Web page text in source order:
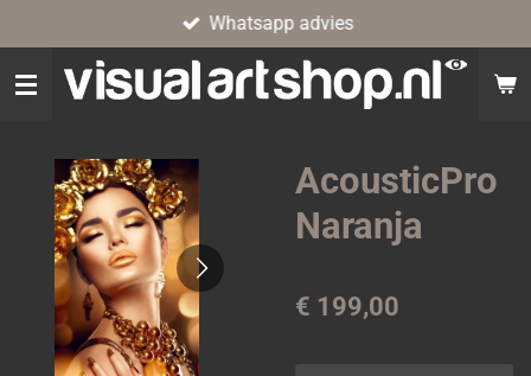
direct
naar
Whatsapp advies
AcousticPro
Naranja
€ 199,00